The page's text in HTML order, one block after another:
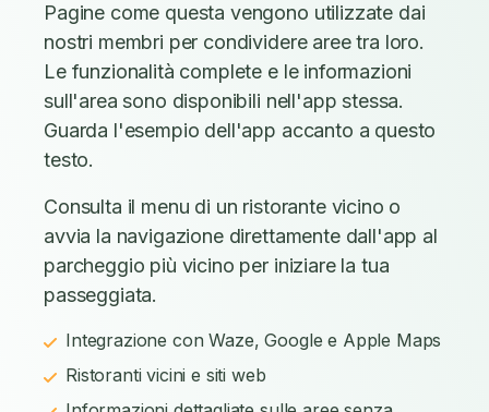
Pagine come questa vengono utilizzate dai
nostri membri per condividere aree tra loro.
Le funzionalità complete e le informazioni
sull'area sono disponibili nell'app stessa.
Guarda l'esempio dell'app accanto a questo
testo.
Consulta il menu di un ristorante vicino o
avvia la navigazione direttamente dall'app al
parcheggio più vicino per iniziare la tua
passeggiata.
Integrazione con Waze, Google e Apple Maps
Ristoranti vicini e siti web